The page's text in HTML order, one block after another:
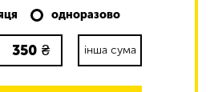
одноразово
350 ₴ інша сума